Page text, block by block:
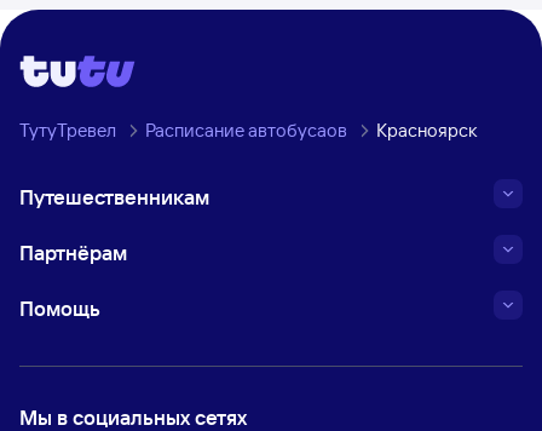
ТутуТревел Расписание автобусаов Красноярск
Путешественникам
Партнёрам
Помощь
Мы в социальных сетях